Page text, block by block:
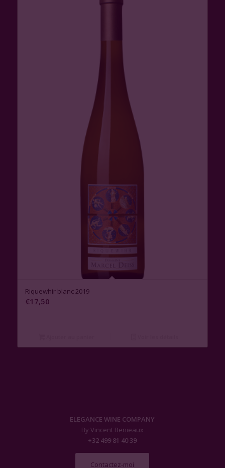
Riquewhir blanc 2019
€17,50
ELEGANCE WINE COMPANY
By Vincent Benieaux
+32 499 81 40 39
Contactez-moi